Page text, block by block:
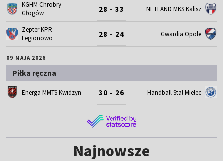
KGHM Chrobry
Głogów
28 - 33 NETLAND MKS Kalisz
Zepter KPR
Legionowo
28 - 24 Gwardia Opole
09 MAJA 2026
Piłka ręczna
Energa MMTS Kwidzyn 30 - 26 Handball Stal Mielec
Najnowsze